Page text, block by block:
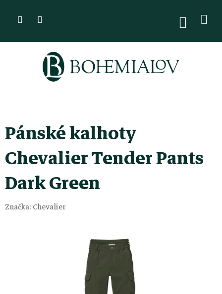
Pánské kalhoty
Chevalier Tender Pants
Dark Green
Značka: Chevalier